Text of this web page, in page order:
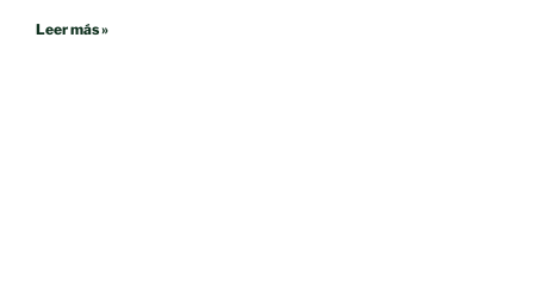
Leer más »